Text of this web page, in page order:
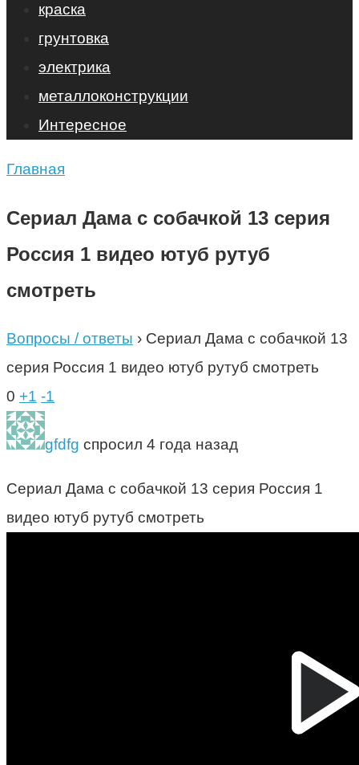
краска
грунтовка
электрика
металлоконструкции
Интересное
Главная
Сериал Дама с собачкой 13 серия
Россия 1 видео ютуб рутуб
смотреть
Вопросы / ответы › Сериал Дама с собачкой 13
серия Россия 1 видео ютуб рутуб смотреть
0 +1 -1
gfdfg спросил 4 года назад
Сериал Дама с собачкой 13 серия Россия 1
видео ютуб рутуб смотреть